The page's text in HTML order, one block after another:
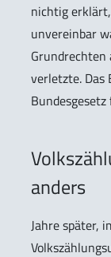
nichtig
unvereinbar
Grundrechten
verletzte. Das
anders
Jahre später,